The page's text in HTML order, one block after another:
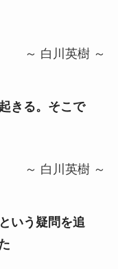
～ 白川英樹 ～
きる。そこで
～ 白川英樹 ～
いう疑問を追